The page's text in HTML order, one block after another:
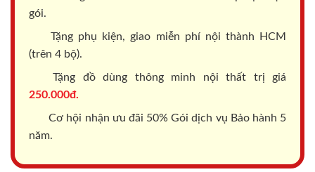
gói.
Tặng phụ kiện, giao miễn phí nội thành HCM
(trên 4 bộ).
Tặng đồ dùng thông minh nội thất trị giá
250.000đ.
Cơ hội nhận ưu đãi 50% Gói dịch vụ Bảo hành 5
năm.